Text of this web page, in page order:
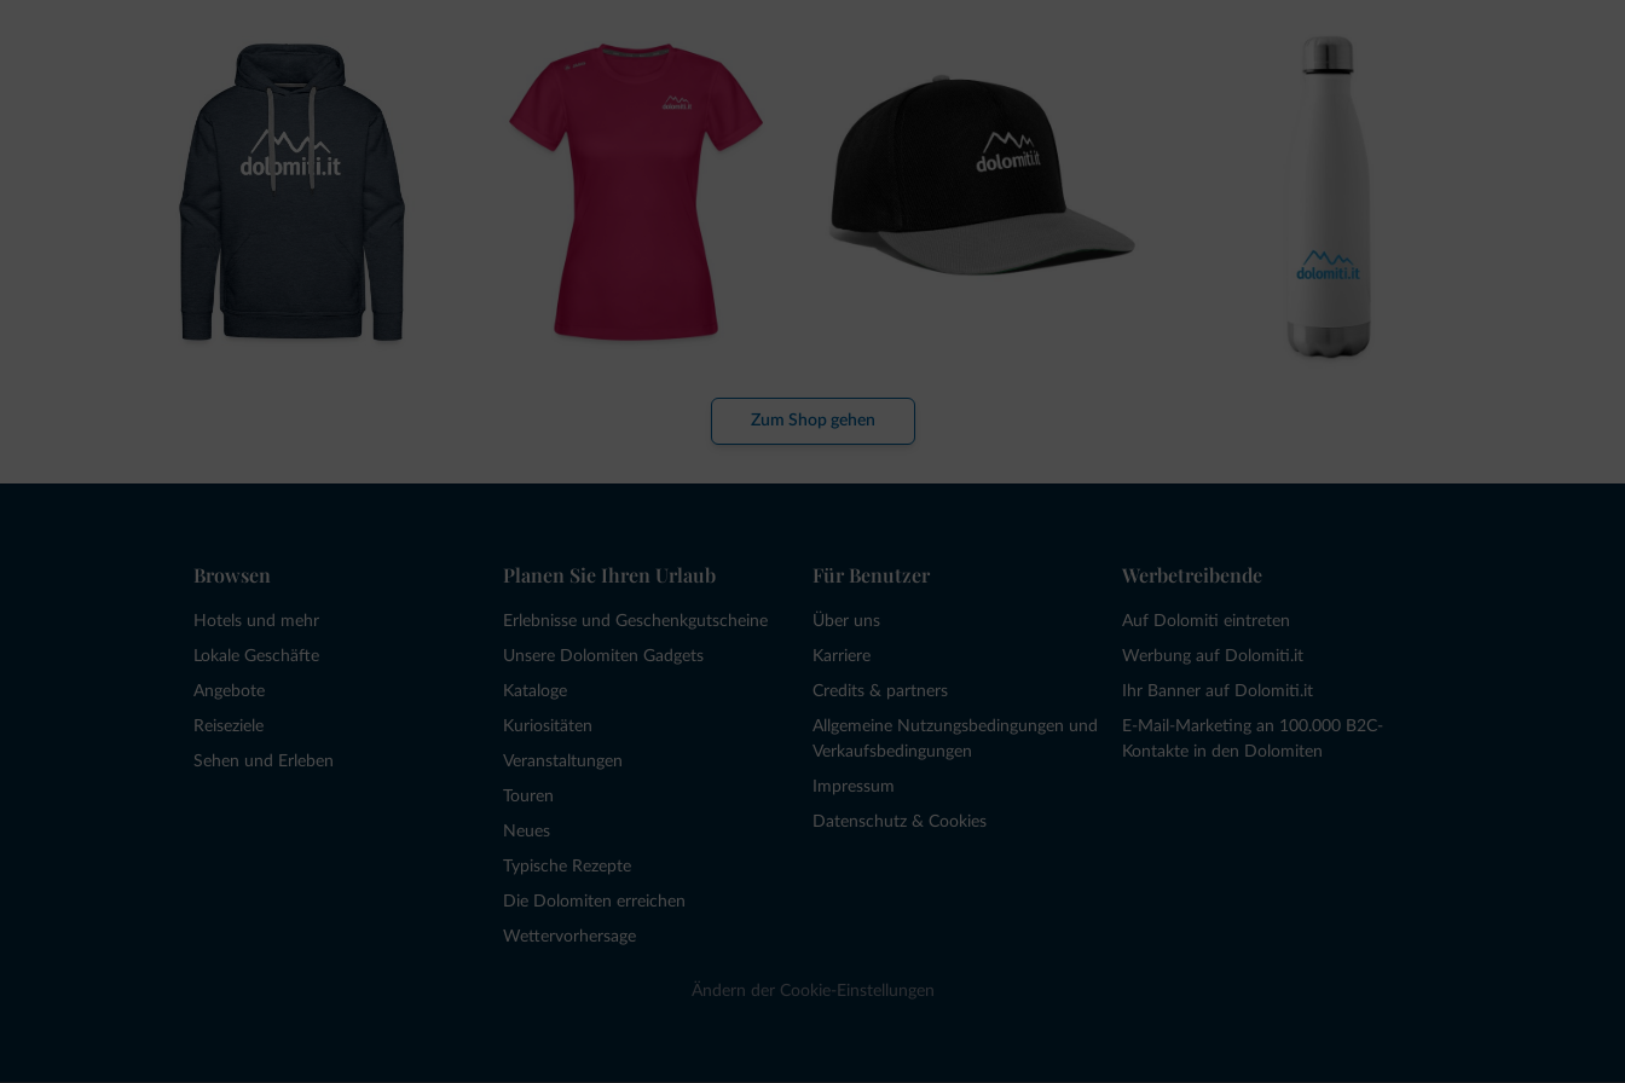
Zum Shop gehen
Browsen
Hotels und mehr
Lokale Geschäfte
Angebote
Reiseziele
Sehen und Erleben
Planen Sie Ihren Urlaub
Erlebnisse und Geschenkgutscheine
Unsere Dolomiten Gadgets
Kataloge
Kuriositäten
Veranstaltungen
Touren
Neues
Typische Rezepte
Die Dolomiten erreichen
Wettervorhersage
Für Benutzer
Über uns
Karriere
Credits & partners
Allgemeine Nutzungsbedingungen und
Verkaufsbedingungen
Impressum
Datenschutz & Cookies
Werbetreibende
Auf Dolomiti eintreten
Werbung auf Dolomiti.it
Ihr Banner auf Dolomiti.it
E-Mail-Marketing an 100.000 B2C-
Kontakte in den Dolomiten
Ändern der Cookie-Einstellungen